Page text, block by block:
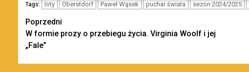
Tags: loty Oberstdorf Paweł Wąsek puchar świata sezon 2024/2025
Zobacz
wpisy
Poprzedni
W formie prozy o przebiegu życia. Virginia Woolf i jej
„Fale”